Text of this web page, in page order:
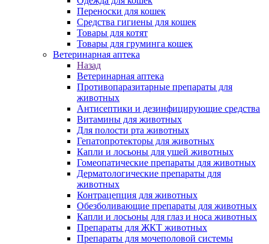
Переноски для кошек
Средства гигиены для кошек
Товары для котят
Товары для груминга кошек
Ветеринарная аптека
Назад
Ветеринарная аптека
Противопаразитарные препараты для
животных
Антисептики и дезинфицирующие средства
Витамины для животных
Для полости рта животных
Гепатопротекторы для животных
Капли и лосьоны для ушей животных
Гомеопатические препараты для животных
Дерматологические препараты для
животных
Контрацепция для животных
Обезболивающие препараты для животных
Капли и лосьоны для глаз и носа животных
Препараты для ЖКТ животных
Препараты для мочеполовой системы